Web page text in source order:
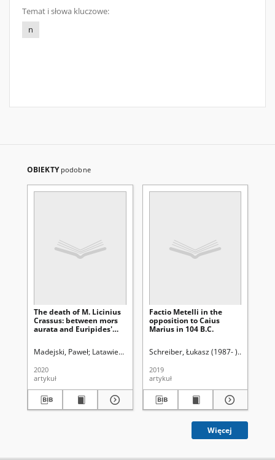
Temat i słowa kluczowe:
n
OBIEKTY podobne
The death of M. Licinius
Crassus: between mors
aurata and Euripides'
Madejski, Paweł Latawiec, Krzysztof. Red. Uniwersytet Marii Curie-
2020
artykuł
Factio Metelli in the
opposition to Caius
Marius in 104 B.C.
Schreiber, Łukasz (1987- ) Latawiec,
2019
artykuł
Więcej